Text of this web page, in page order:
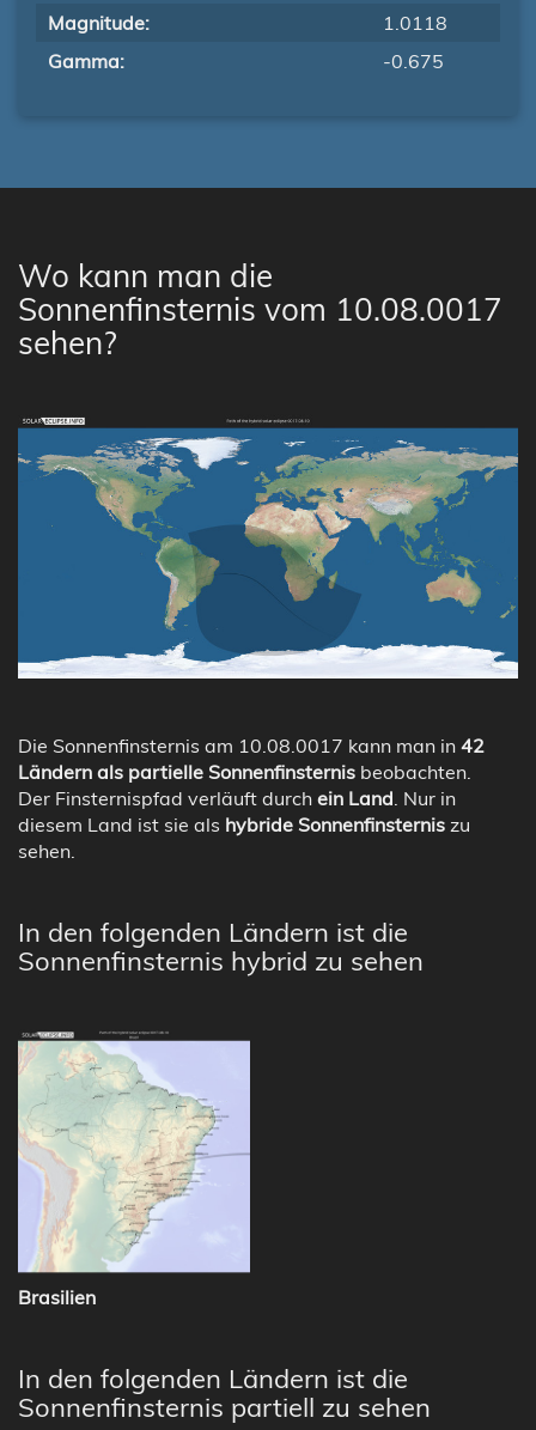
Magnitude:
1.0118
Gamma:
-0.675
Wo kann man die
Sonnenfinsternis vom 10.08.0017
sehen?
Die Sonnenfinsternis am 10.08.0017 kann man in 42
Ländern als partielle Sonnenfinsternis beobachten.
Der Finsternispfad verläuft durch ein Land . Nur in
diesem Land ist sie als hybride Sonnenfinsternis zu
sehen.
In den folgenden Ländern ist die
Sonnenfinsternis hybrid zu sehen
Brasilien
In den folgenden Ländern ist die
Sonnenfinsternis partiell zu sehen